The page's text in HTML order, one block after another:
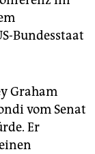
Bundesstaat
Graham
vom Senat
Er